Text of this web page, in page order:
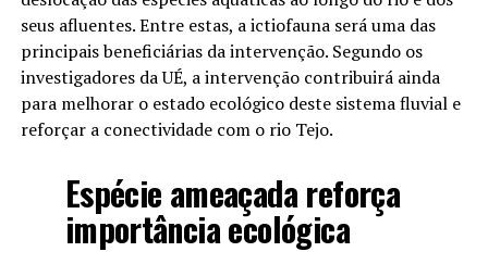
seus afluentes. Entre estas, a ictiofauna será uma das
principais beneficiárias da intervenção. Segundo os
investigadores da UÉ, a intervenção contribuirá ainda
para melhorar o estado ecológico deste sistema fluvial e
reforçar a conectividade com o rio Tejo.
Espécie ameaçada reforça
importância ecológica